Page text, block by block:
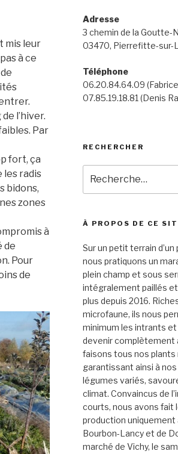
mis leur
à ce
l’hiver.
Par
fort, ça
les radis
bidons,
zones
à
de
Pour
de
Adresse
3 chemin de la Goutte-
03470, Pierrefitte-sur-
Téléphone
06.20.84.64.09
07.85.19.18.81 (Denis
RECHERCHER
pour
:
À PROPOS DE CE
Sur un petit terrain d’un
nous pratiquons un
plein champ et sous
intégralement paillés
plus depuis 2016.
microfaune, ils nous
minimum les intrants
devenir complètement
faisons tous nos plants
garantissant ainsi à
légumes variés,
climat. Convaincus de
courts, nous avons fait
production uniquement
Bourbon-Lancy et de
marché de Vichy, le